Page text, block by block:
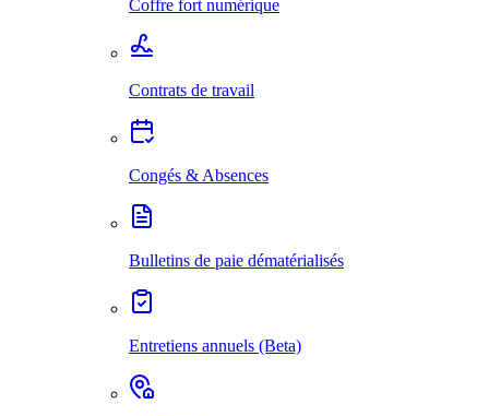
Coffre fort numérique
Contrats de travail
Congés & Absences
Bulletins de paie dématérialisés
Entretiens annuels (Beta)